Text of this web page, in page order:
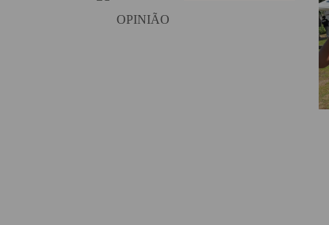
OPINIÃO